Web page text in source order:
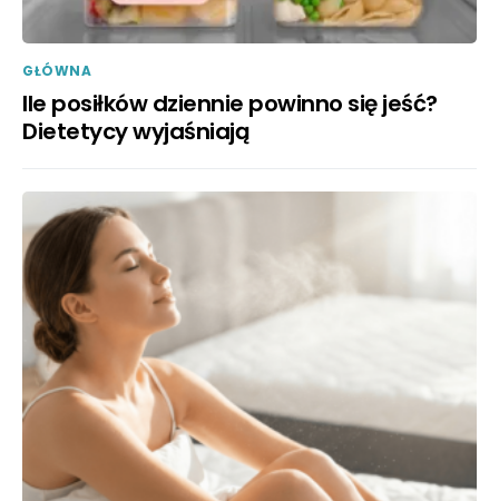
GŁÓWNA
Ile posiłków dziennie powinno się jeść?
Dietetycy wyjaśniają